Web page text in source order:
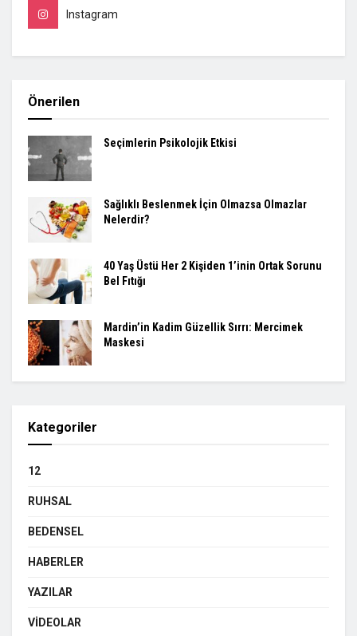
Instagram
Önerilen
Seçimlerin Psikolojik Etkisi
Sağlıklı Beslenmek İçin Olmazsa Olmazlar
Nelerdir?
40 Yaş Üstü Her 2 Kişiden 1’inin Ortak Sorunu
Bel Fıtığı
Mardin’in Kadim Güzellik Sırrı: Mercimek
Maskesi
Kategoriler
12
RUHSAL
BEDENSEL
HABERLER
YAZILAR
VIDEOLAR